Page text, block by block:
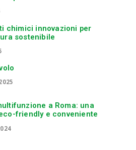
chimici innovazioni per
sostenibile
a Roma: una
friendly e conveniente